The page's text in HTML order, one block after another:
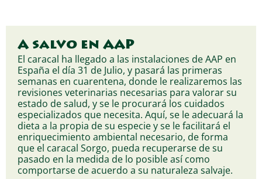
A salvo en AAP
El caracal ha llegado a las instalaciones de AAP en
España el día 31 de Julio, y pasará las primeras
semanas en cuarentena, donde le realizaremos las
revisiones veterinarias necesarias para valorar su
estado de salud, y se le procurará los cuidados
especializados que necesita. Aquí, se le adecuará la
dieta a la propia de su especie y se le facilitará el
enriquecimiento ambiental necesario, de forma
que el caracal Sorgo, pueda recuperarse de su
pasado en la medida de lo posible así como
comportarse de acuerdo a su naturaleza salvaje.